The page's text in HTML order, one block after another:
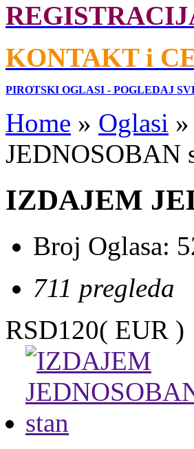
KONTAKT i
PIROTSKI OGLASI - POGLEDAJ
Home » Oglasi »
JEDNOSOBAN
IZDAJEM
Broj Oglasa:
711 pregleda
RSD120( EUR )